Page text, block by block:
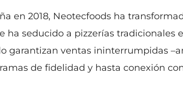
en 2018, Neotecfoods ha
ha seducido a pizzerías
garantizan ventas ininterrumpidas
de fidelidad y hasta conexión